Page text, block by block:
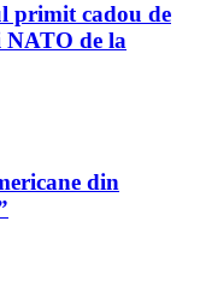
primit cadou de
NATO de la
din